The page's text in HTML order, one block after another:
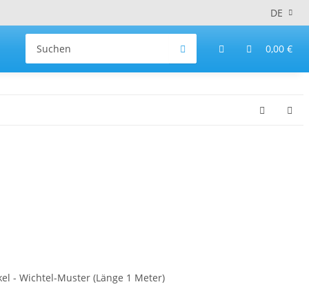
DE
0,00 €
- Wichtel-Muster (Länge 1 Meter)